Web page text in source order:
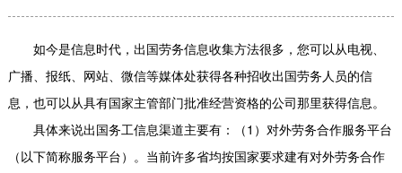
如今是信息时代，出国劳务信息收集方法很多，您可以从电视、
广播、报纸、网站、微信等媒体处获得各种招收出国劳务人员的信
息，也可以从具有国家主管部门批准经营资格的公司那里获得信息。
具体来说出国务工信息渠道主要有：（1）对外劳务合作服务平台
（以下简称服务平台）。当前许多省均按国家要求建有对外劳务合作